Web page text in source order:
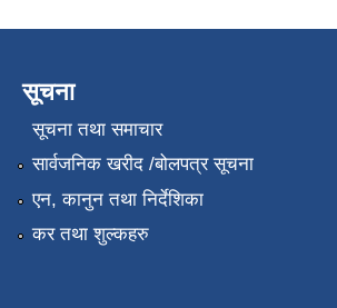
सूचना
सूचना तथा समाचार
सार्वजनिक खरीद /बोलपत्र सूचना
एन, कानुन तथा निर्देशिका
कर तथा शुल्कहरु